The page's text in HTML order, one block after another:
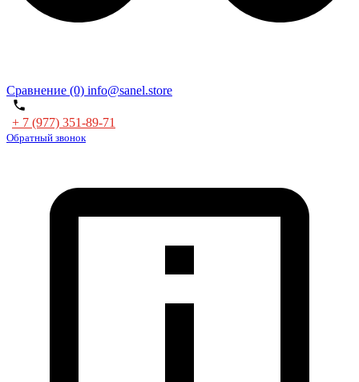
Сравнение (0) info@sanel.store
+ 7 (977) 351-89-71
Обратный звонок